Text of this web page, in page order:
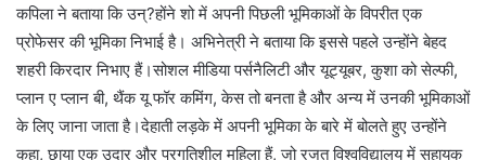
कपिला ने बताया कि उन्?होंने शो में अपनी पिछली भूमिकाओं के विपरीत एक
प्रोफेसर की भूमिका निभाई है। अभिनेत्री ने बताया कि इससे पहले उन्होंने बेहद
शहरी किरदार निभाए हैं।सोशल मीडिया पर्सनैलिटी और यूट्यूबर, कुशा को सेल्फी,
प्लान ए प्लान बी, थैंक यू फॉर कमिंग, केस तो बनता है और अन्य में उनकी भूमिकाओं
के लिए जाना जाता है।देहाती लड़के में अपनी भूमिका के बारे में बोलते हुए उन्होंने
कहा, छाया एक उदार और प्रगतिशील महिला हैं, जो रजत विश्वविद्यालय में सहायक